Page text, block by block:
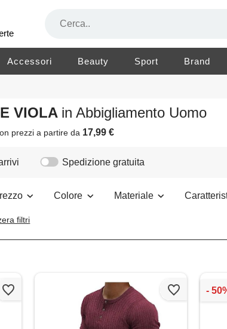
Accessori Beauty Sport Brand
VIOLA in Abbigliamento Uomo
prezzi a partire da 17,99 €
Spedizione gratuita
Colore Materiale
filtri